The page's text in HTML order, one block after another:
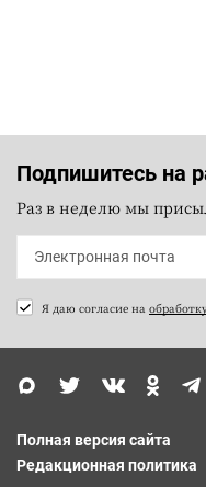
Подпишитесь на
Раз в неделю мы
Я даю согласие на
Полная версия сайта
Редакционная политика